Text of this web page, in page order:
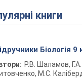
Play
книги
Біологія 9
Р.В. Шаламов,
М.С.